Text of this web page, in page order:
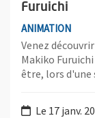
Furuichi
ANIMATION
Venez
Makiko
être, lors d'une
Le 17 janv.